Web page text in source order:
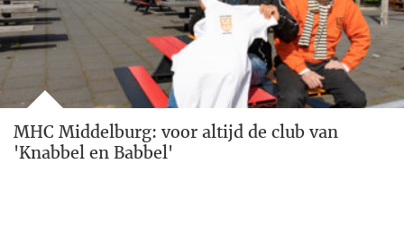
MHC Middelburg: voor altijd de club van
'Knabbel en Babbel'